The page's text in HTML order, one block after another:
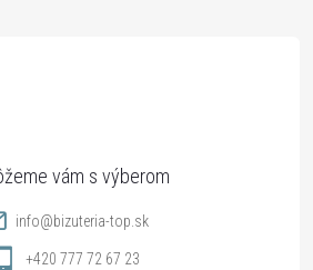
info@bizuteria-top.sk
+420 777 72 67 23